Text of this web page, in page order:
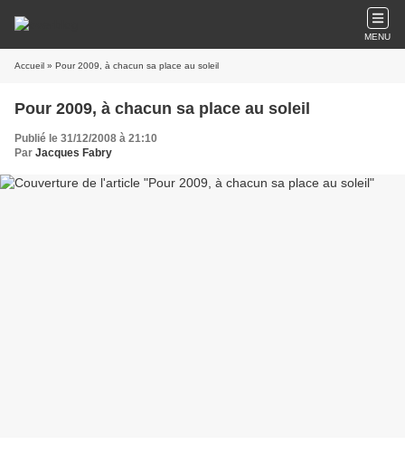
MENU
Accueil » Pour 2009, à chacun sa place au soleil
Pour 2009, à chacun sa place au soleil
Publié le 31/12/2008 à 21:10
Par Jacques Fabry